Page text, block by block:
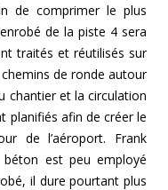
de comprimer le plus
de la piste 4 sera
traités et réutilisés sur
de ronde autour
chantier et la circulation
planifiés afin de créer le
de l’aéroport. Frank
béton est peu employé
il dure pourtant plus